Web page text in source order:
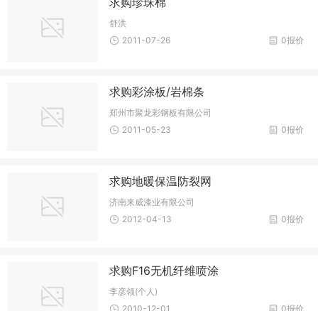
舒洪
0报价
2011-07-26
求购彩涂板/岩棉条
郑州市聚龙彩钢板有限公司
0报价
2011-05-23
求购地暖保温防裂网
济南来威漆业有限公司
0报价
2012-04-13
求购F16无机纤维喷涂
李彦领(个人)
0报价
2010-12-01